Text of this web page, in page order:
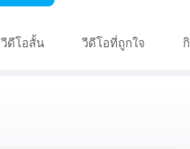
วีดีโอสั้น วีดีโอที่ถูกใจ